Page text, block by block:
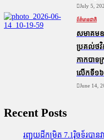
July 5,
ព័ត៌មានជាតិ
សមាគមឧ
ប្រគល់ថវិ
កាកបាទ
លើកទី១
June 14,
Recent Posts
រញ្ជួយដីកម្រិត​ 7.1រ៉ិចទ័របាន